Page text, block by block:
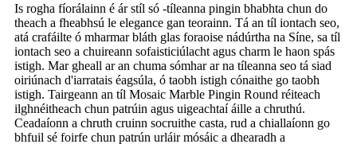
Is rogha fíorálainn é ár stíl só -tíleanna pingin bhabhta chun do
theach a fheabhsú le elegance gan teorainn. Tá an tíl iontach seo,
atá crafáilte ó mharmar bláth glas foraoise nádúrtha na Síne, sa tíl
iontach seo a chuireann sofaisticiúlacht agus charm le haon spás
istigh. Mar gheall ar an chuma sómhar ar na tíleanna seo tá siad
oiriúnach d'iarratais éagsúla, ó taobh istigh cónaithe go taobh
istigh. Tairgeann an tíl Mosaic Marble Pingin Round réiteach
ilghnéitheach chun patrúin agus uigeachtaí áille a chruthú.
Ceadaíonn a chruth cruinn socruithe casta, rud a chiallaíonn go
bhfuil sé foirfe chun patrún urláir mósáic a dhearadh a